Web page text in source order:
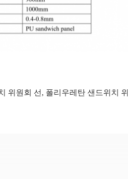
위원회 선 , 폴리우레탄 샌드위치